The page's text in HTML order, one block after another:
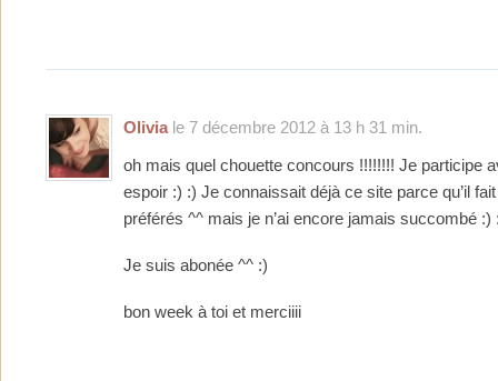
Oliviale 7 décembre 2012 à 13 h 31 min.
oh mais quel chouette concours !!!!!!!! Je participe
espoir :) :) Je connaissait déjà ce site parce qu’il
préférés ^^ mais je n’ai encore jamais succombé :)
Je suis abonée ^^ :)
bon week à toi et merciiii